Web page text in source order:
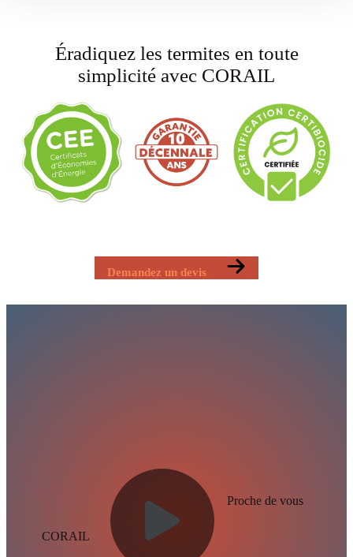
Éradiquez les termites en toute
simplicité avec CORAIL
Demandez un devis
CORAIL
Proche de vous